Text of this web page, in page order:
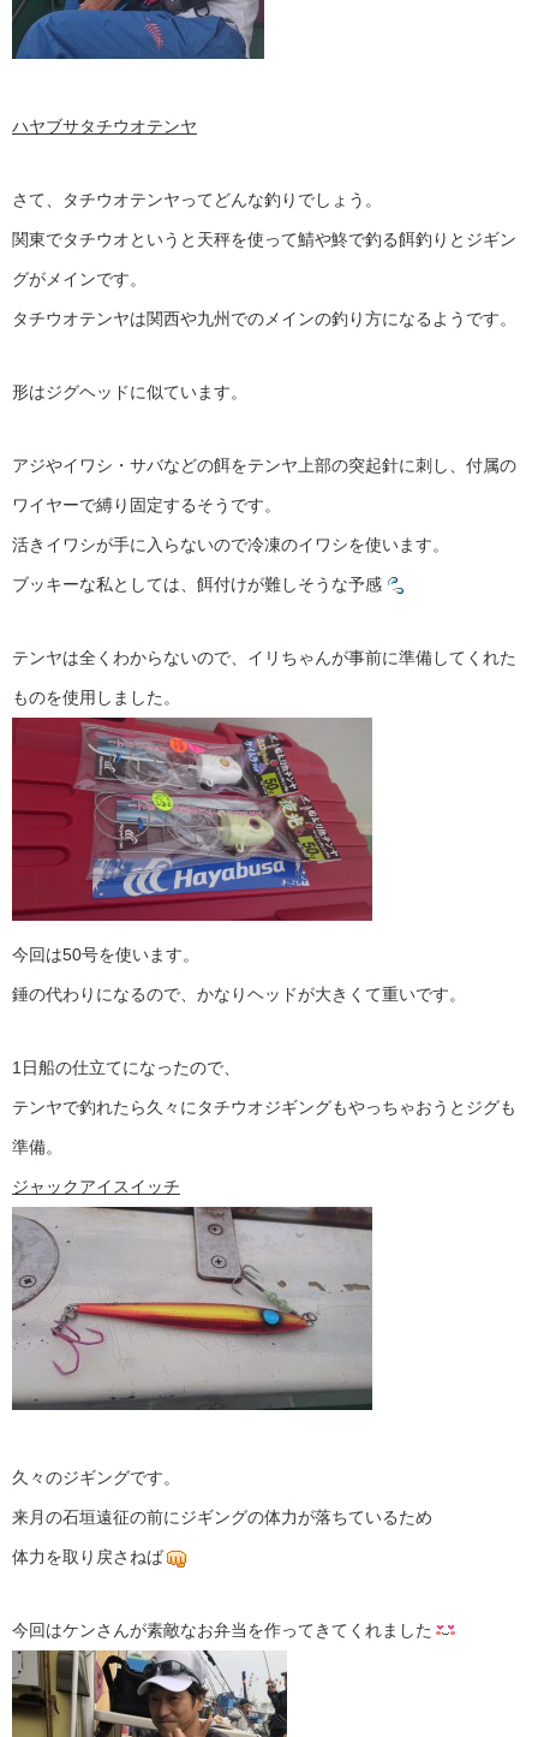
ハヤブサタチウオテンヤ
さて、タチウオテンヤってどんな釣りでしょう。
関東でタチウオというと天秤を使って鯖や鮗で釣る餌釣りとジギン
グがメインです。
タチウオテンヤは関西や九州でのメインの釣り方になるようです。
形はジグヘッドに似ています。
アジやイワシ・サバなどの餌をテンヤ上部の突起針に刺し、付属の
ワイヤーで縛り固定するそうです。
活きイワシが手に入らないので冷凍のイワシを使います。
ブッキーな私としては、餌付けが難しそうな予感
テンヤは全くわからないので、イリちゃんが事前に準備してくれた
ものを使用しました。
今回は50号を使います。
錘の代わりになるので、かなりヘッドが大きくて重いです。
1日船の仕立てになったので、
テンヤで釣れたら久々にタチウオジギングもやっちゃおうとジグも
準備。
ジャックアイスイッチ
久々のジギングです。
来月の石垣遠征の前にジギングの体力が落ちているため
体力を取り戻さねば
今回はケンさんが素敵なお弁当を作ってきてくれました